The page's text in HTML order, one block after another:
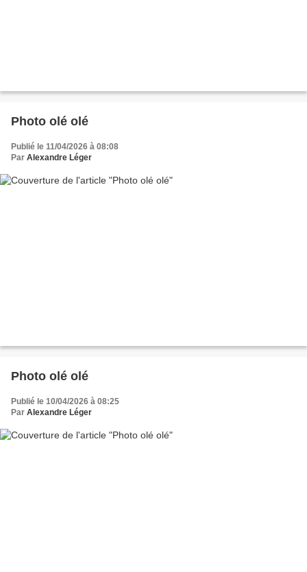
Photo olé olé
Publié le 11/04/2026 à 08:08
Par Alexandre Léger
Photo olé olé
Publié le 10/04/2026 à 08:25
Par Alexandre Léger